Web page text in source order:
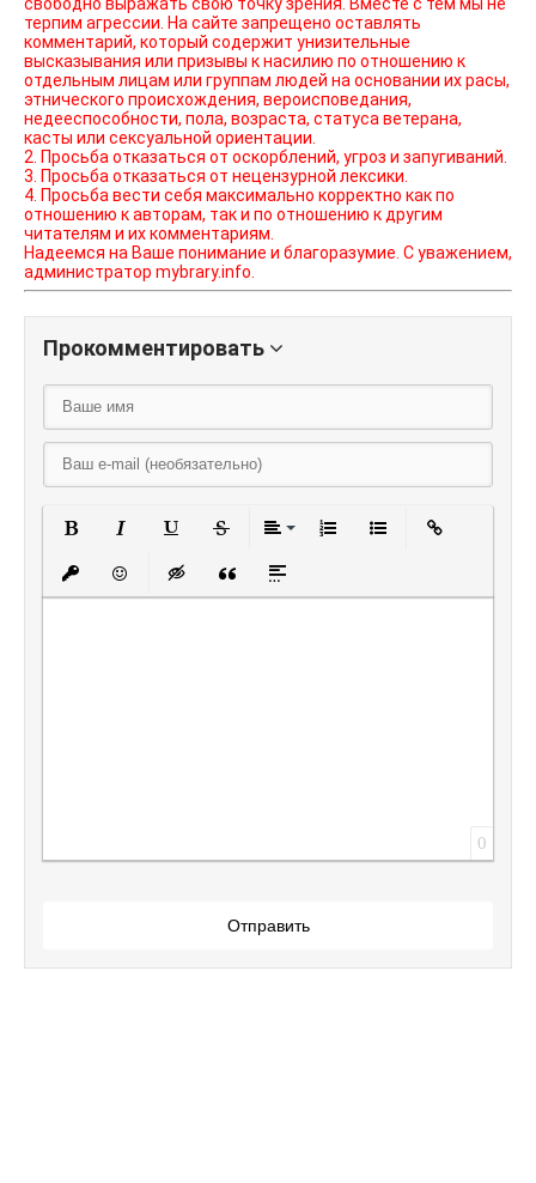
терпим агрессии. На сайте запрещено оставлять
комментарий, который содержит унизительные
высказывания или призывы к насилию по отношению к
отдельным лицам или группам людей на основании их расы,
этнического происхождения, вероисповедания,
недееспособности, пола, возраста, статуса ветерана,
касты или сексуальной ориентации.
2. Просьба отказаться от оскорблений, угроз и запугиваний.
3. Просьба отказаться от нецензурной лексики.
4. Просьба вести себя максимально корректно как по
отношению к авторам, так и по отношению к другим
читателям и их комментариям.
Надеемся на Ваше понимание и благоразумие. С уважением,
администратор mybrary.info.
Прокомментировать
Вставить защищенную ссылку
Вставить смайлик
Вставка скрытого текста
Вставка цитаты
Вставка спойлера
0
Отправить